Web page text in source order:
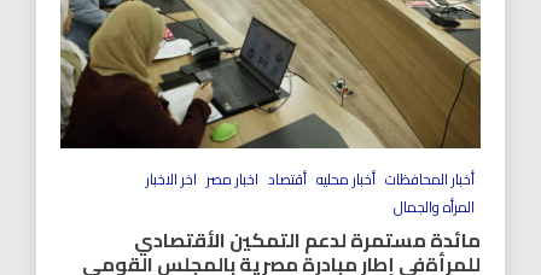
أخبار المحافظات أخبار محليه أقتصاد اخبار مصر اخر الاخبار
المرأه والجمال
مائدة مستمرة لدعم التمكين الأقتصادي
للمرأةفي إطار مبادرة مصرية بالمجلس القومي